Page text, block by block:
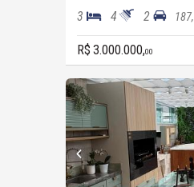
3 4 2 187,
R$ 3.000.000,00